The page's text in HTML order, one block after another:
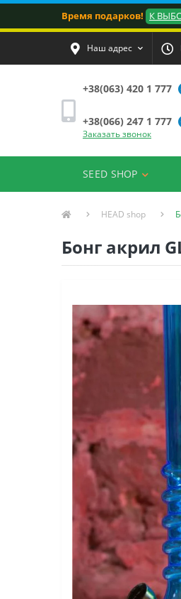
Время подарков! К
Наш адрес
+38(063) 420 1 777
+38(066) 247 1 777
Заказать звонок
SEED SHOP
HEAD shop
Бонг акрил